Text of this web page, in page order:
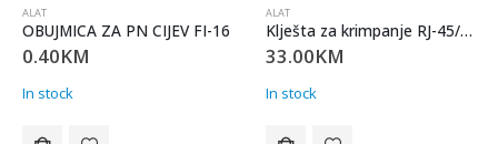
CIJEV FI-16 Klješta za krimpanje RJ-45/RJ-11 S-LINK SL-376E